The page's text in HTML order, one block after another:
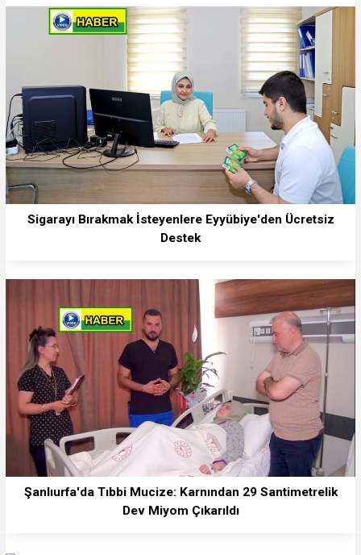
Sigarayı Bırakmak İsteyenlere Eyyübiye'den Ücretsiz
Destek
Şanlıurfa'da Tıbbi Mucize: Karnından 29 Santimetrelik
Dev Miyom Çıkarıldı